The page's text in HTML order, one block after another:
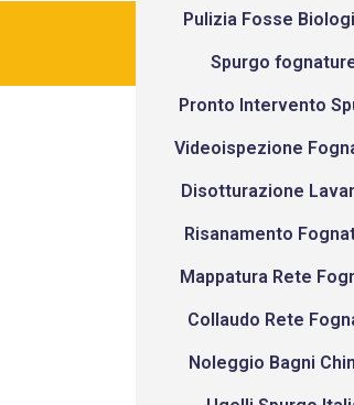
Pulizia Fosse
Spurgo
Pronto Intervento
Videoispezione
Disotturazione
Risanamento
Mappatura Rete
Collaudo Rete
Noleggio Bagni